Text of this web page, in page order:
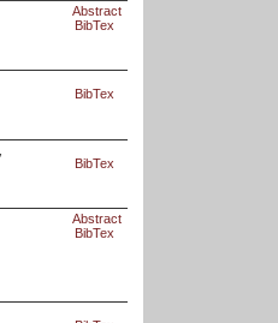
Abstract
BibTex
BibTex
BibTex
Abstract
BibTex